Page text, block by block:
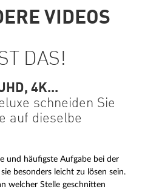
VIDEOS
DAS!
4K...
schneiden Sie
auf dieselbe
und häufigste Aufgabe bei der
besonders leicht zu lösen sein.
welcher Stelle geschnitten